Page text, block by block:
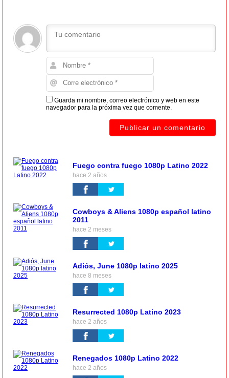
Guarda mi nombre, correo electrónico y web en este
navegador para la próxima vez que comente.
Fuego contra fuego 1080p Latino 2022
hace 2 años
Cowboys & Aliens 1080p español latino
2011
hace 2 meses
Adiós, June 1080p latino 2025
hace 8 meses
Resurrected 1080p Latino 2023
hace 2 años
Renegados 1080p Latino 2022
hace 2 años